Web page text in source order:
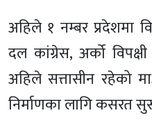
अहिले १ नम्बर प्रदेशमा
दल कांग्रेस, अर्को
अहिले सत्तासीन रहेको
निर्माणका लागि कसरत